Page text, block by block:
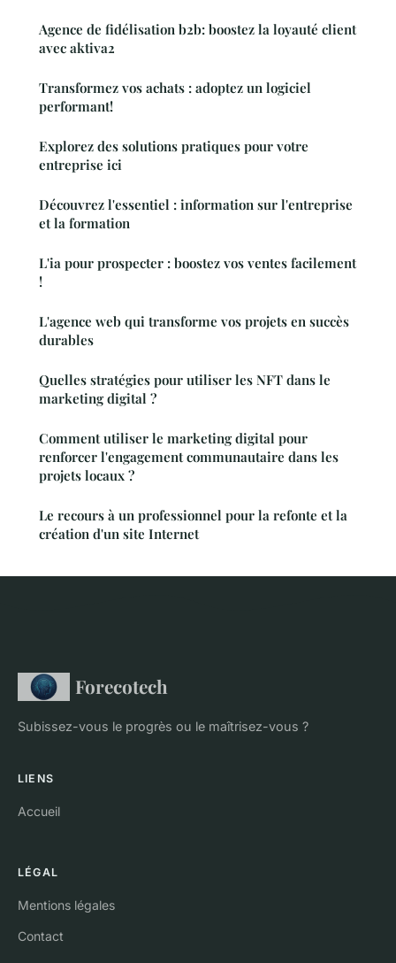
Agence de fidélisation b2b: boostez la loyauté client
avec aktiva2
Transformez vos achats : adoptez un logiciel
performant!
Explorez des solutions pratiques pour votre
entreprise ici
Découvrez l'essentiel : information sur l'entreprise
et la formation
L'ia pour prospecter : boostez vos ventes facilement
!
L'agence web qui transforme vos projets en succès
durables
Quelles stratégies pour utiliser les NFT dans le
marketing digital ?
Comment utiliser le marketing digital pour
renforcer l'engagement communautaire dans les
projets locaux ?
Le recours à un professionnel pour la refonte et la
création d'un site Internet
Forecotech
Subissez-vous le progrès ou le maîtrisez-vous ?
LIENS
Accueil
LÉGAL
Mentions légales
Contact